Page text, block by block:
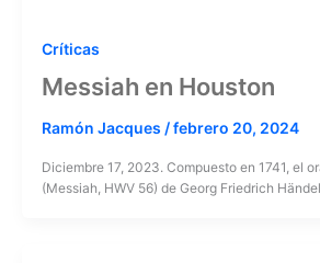
Críticas
Messiah en Houston
Ramón Jacques /febrero 20, 2024
Diciembre 17, 2023. Compuesto en 1741, el
(Messiah, HWV 56) de Georg Friedrich